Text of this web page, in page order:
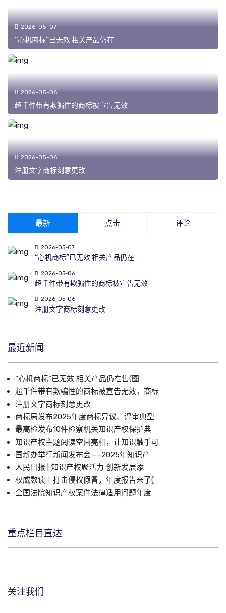
2026-05-07
“心机商标”已无效 相关产品仍在
2026-05-06
超千件带有欺骗性的商标被宣告无效
2026-05-06
注册文字商标刻意更改
最新 点击 评论
2026-05-07
“心机商标”已无效 相关产品仍在
2026-05-06
超千件带有欺骗性的商标被宣告无效
2026-05-06
注册文字商标刻意更改
最近新闻
“心机商标”已无效 相关产品仍在售(图
超千件带有欺骗性的商标被宣告无效，商标
注册文字商标刻意更改
商标局发布2025年度商标异议、评审典型
最高检发布10件检察机关知识产权保护典
知识产权主题阅读空间亮相，让知识触手可
国新办举行新闻发布会——2025年知识产
人民日报 | 知识产权聚活力 创新发展添
权威数读丨打击侵权假冒，年度报告来了(
全国法院知识产权案件法律适用问题年度
重点栏目直达
关注我们